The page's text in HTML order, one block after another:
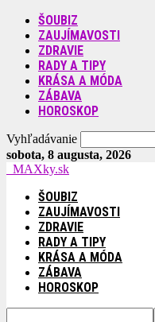
ŠOUBIZ
ZAUJÍMAVOSTI
ZDRAVIE
RADY A TIPY
KRÁSA A MÓDA
ZÁBAVA
HOROSKOP
Vyhľadávanie
sobota, 8 augusta, 2026
MAXky.sk
ŠOUBIZ
ZAUJÍMAVOSTI
ZDRAVIE
RADY A TIPY
KRÁSA A MÓDA
ZÁBAVA
HOROSKOP